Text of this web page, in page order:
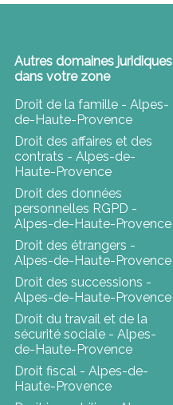
Autres domaines juridiques
dans votre zone
Droit de la famille - Alpes-
de-Haute-Provence
Droit des affaires et des
contrats - Alpes-de-
Haute-Provence
Droit des données
personnelles RGPD -
Alpes-de-Haute-Provence
Droit des étrangers -
Alpes-de-Haute-Provence
Droit des successions -
Alpes-de-Haute-Provence
Droit du travail et de la
sécurité sociale - Alpes-
de-Haute-Provence
Droit fiscal - Alpes-de-
Haute-Provence